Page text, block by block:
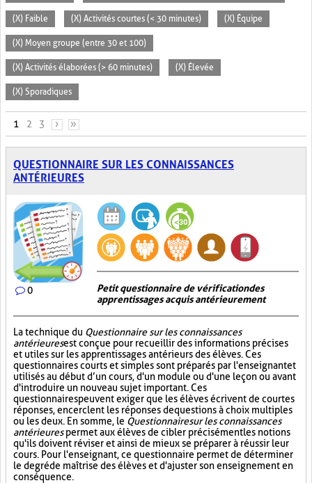
(X) Faible (X) Activités courtes (< 30 minutes) (X) Équipe
(X) Moyen groupe (entre 30 et 100)
(X) Activités élaborées (> 60 minutes) (X) Élevée
(X) Sporadiques
PAGES
1 2 3 › »
QUESTIONNAIRE SUR LES CONNAISSANCES
ANTÉRIEURES
0
Petit questionnaire de vérification des
apprentissages acquis antérieurement
La technique du Questionnaire sur les connaissances
antérieuresest conçue pour recueillir des informations précises
et utiles sur les apprentissages antérieurs des élèves. Ces
questionnaires courts et simples sont préparés par l'enseignant et
utilisés au début d’un cours, d'un module ou d'une leçon ou avant
d'introduire un nouveau sujet important. Ces
questionnaires peuvent exiger que les élèves écrivent de courtes
réponses, encerclent les réponses de questions à choix multiples
ou les deux. En somme, le Questionnaire sur les connaissances
antérieurespermet aux élèves de cibler précisément les notions
qu'ils doivent réviser et ainsi de mieux se préparer à réussir leur
cours. Pour l'enseignant, ce questionnaire permet de déterminer
le degré de maîtrise des élèves et d'ajuster son enseignement en
conséquence.